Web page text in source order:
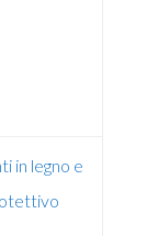
in legno e